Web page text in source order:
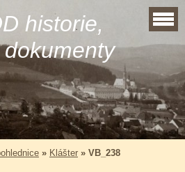
historie,
» Klášter » VB_238